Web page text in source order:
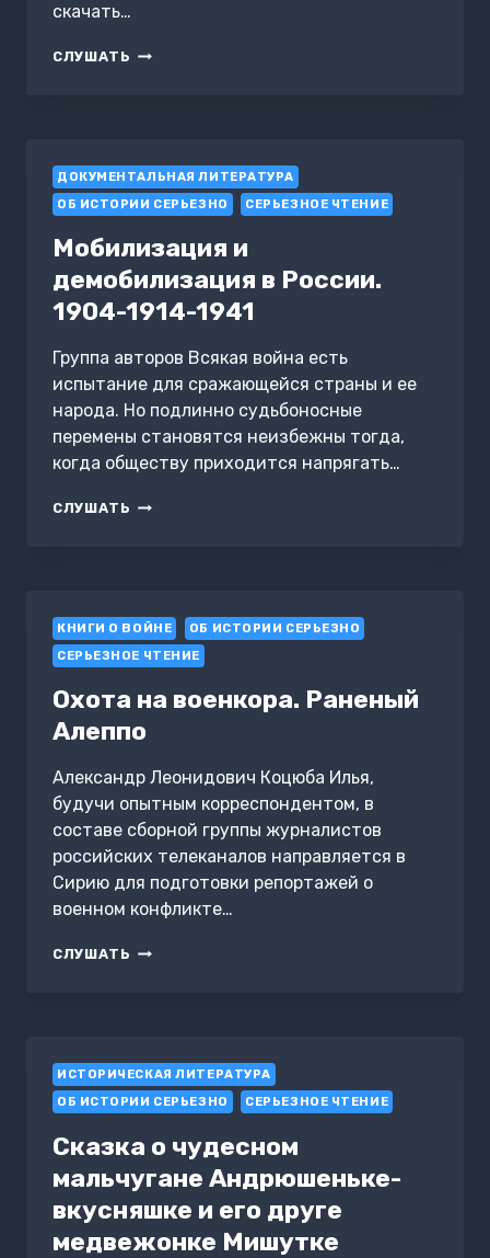
скачать…
СЛУШАТЬ 1612.
ДОКУМЕНТАЛЬНАЯ ЛИТЕРАТУРА
ОБ ИСТОРИИ СЕРЬЕЗНО
СЕРЬЕЗНОЕ ЧТЕНИЕ
Мобилизация и
демобилизация в России.
1904-1914-1941
Группа авторов Всякая война есть
испытание для сражающейся страны и ее
народа. Но подлинно судьбоносные
перемены становятся неизбежны тогда,
когда обществу приходится напрягать…
СЛУШАТЬ МОБИЛИЗАЦИЯ
1914-
1941
КНИГИ О ВОЙНЕ
ОБ ИСТОРИИ СЕРЬЕЗНО
СЕРЬЕЗНОЕ ЧТЕНИЕ
Охота на военкора. Раненый
Алеппо
Александр Леонидович Коцюба Илья,
будучи опытным корреспондентом, в
составе сборной группы журналистов
российских телеканалов направляется в
Сирию для подготовки репортажей о
военном конфликте…
СЛУШАТЬ ОХОТА
ИСТОРИЧЕСКАЯ ЛИТЕРАТУРА
ОБ ИСТОРИИ СЕРЬЕЗНО
СЕРЬЕЗНОЕ ЧТЕНИЕ
Сказка о чудесном
мальчугане Андрюшеньке-
вкусняшке и его друге
медвежонке Мишутке